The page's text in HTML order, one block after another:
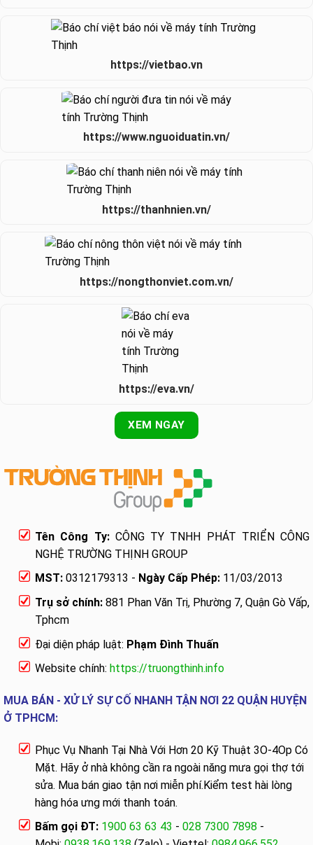
https://vietbao.vn
https://www.nguoiduatin.vn/
https://thanhnien.vn/
https://nongthonviet.com.vn/
https://eva.vn/
XEM NGAY
Tên Công Ty:CÔNG TY TNHH PHÁT TRIỂN CÔNG
NGHỆ TRƯỜNG THỊNH GROUP
MST: 0312179313 - Ngày Cấp Phép: 11/03/2013
Trụ sở chính: 881 Phan Văn Trị, Phường 7, Quận Gò Vấp,
Tphcm
Đại diện pháp luật: Phạm Đình Thuấn
Website chính: https://truongthinh.info
MUA BÁN - XỬ LÝ SỰ CỐ NHANH TẬN NƠI 22 QUẬN HUYỆN
Ở TPHCM:
Phục Vụ Nhanh Tại Nhà Với Hơn 20 Kỹ Thuật 3O-4Op Có
Mặt. Hãy ở nhà không cần ra ngoài năng mưa gọi thợ tới
sửa. Mua bán giao tận nơi miễn phí.Kiểm test hài lòng
hàng hóa ưng mới thanh toán.
Bấm gọi ĐT: 1900 63 63 43 - 028 7300 7898 -